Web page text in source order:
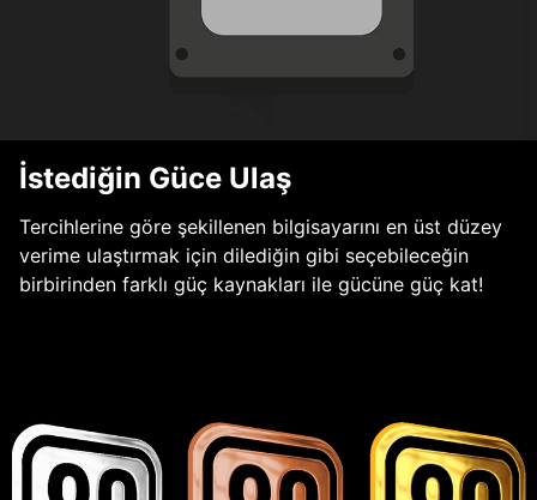
İstediğin Güce Ulaş
Tercihlerine göre şekillenen bilgisayarını en üst düzey
verime ulaştırmak için dilediğin gibi seçebileceğin
birbirinden farklı güç kaynakları ile gücüne güç kat!